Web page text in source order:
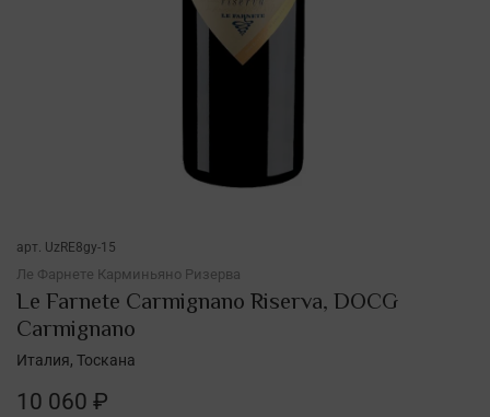
арт. UzRE8gy-15
Ле Фарнете Карминьяно Ризерва
Le Farnete Carmignano Riserva, DOCG
Carmignano
10 060 ₽
Италия, Тоскана